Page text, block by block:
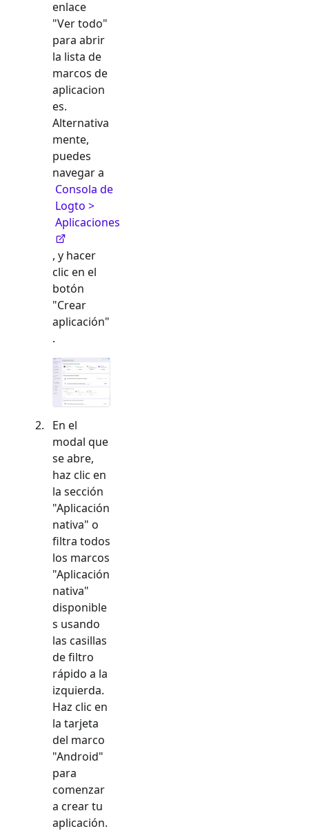
enlace
"Ver todo"
para abrir
la lista de
marcos de
aplicacion
es.
Alternativa
mente,
puedes
navegar a
Consola de
Logto >
Aplicaciones
, y hacer
clic en el
botón
"Crear
aplicación"
.
En el
modal que
se abre,
haz clic en
la sección
"Aplicación
nativa" o
filtra todos
los marcos
"Aplicación
nativa"
disponible
s usando
las casillas
de filtro
rápido a la
izquierda.
Haz clic en
la tarjeta
del marco
"Android"
para
comenzar
a crear tu
aplicación.